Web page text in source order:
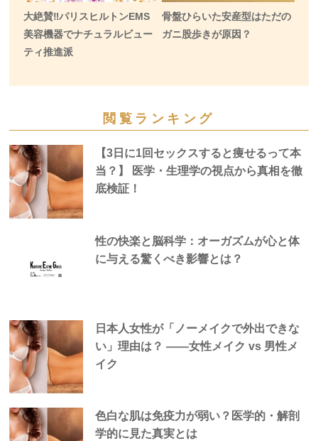
大絶賛‼️パリスヒルトンEMS
美容機器でナチュラルビュー
ティ推進派
骨盤ひらいた安産型はただの
ガニ股歩きが原因？
閲覧ランキング
【3日に1回セックスすると痩せるって本
当？】 医学・生理学の視点から真相を徹
底検証！
性の快楽と脳科学：オーガズムが心と体
に与える驚くべき影響とは？
日本人女性が「ノーメイクで外出できな
い」理由は？ —―女性メイク vs 男性メ
イク
色白な肌は免疫力が弱い？医学的・解剖
学的に見た真実とは